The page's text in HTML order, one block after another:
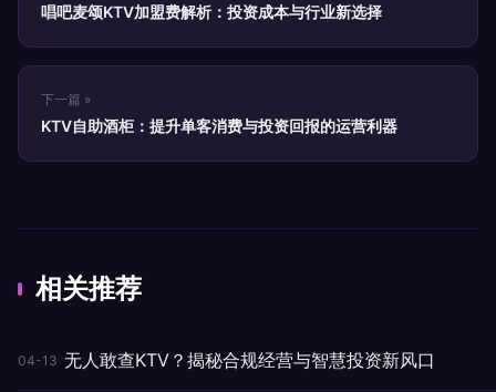
唱吧麦颂KTV加盟费解析：投资成本与行业新选择
下一篇 »
KTV自助酒柜：提升单客消费与投资回报的运营利器
相关推荐
04-13 无人敢查KTV？揭秘合规经营与智慧投资新风口